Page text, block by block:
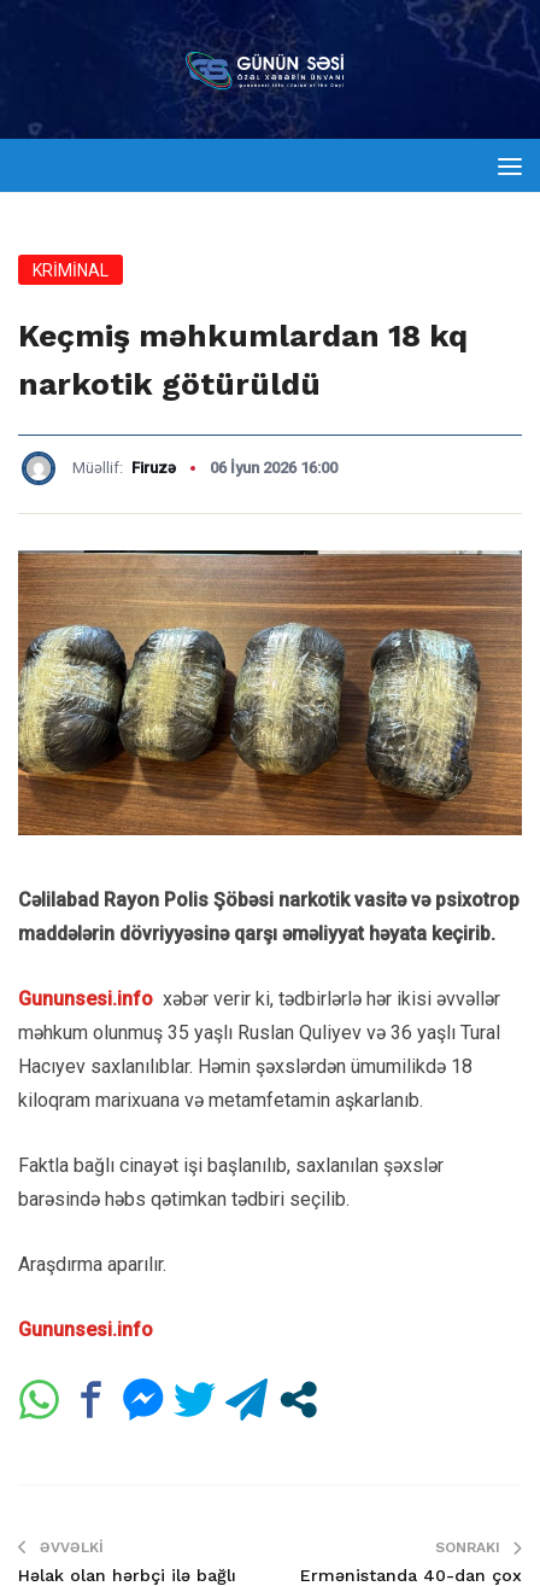
KRİMİNAL
Keçmiş məhkumlardan 18 kq
narkotik götürüldü
Müəllif: Firuzə 06 İyun 2026 16:00
Cəlilabad Rayon Polis Şöbəsi narkotik vasitə və psixotrop
maddələrin dövriyyəsinə qarşı əməliyyat həyata keçirib.
Gununsesi.info xəbər verir ki, tədbirlərlə hər ikisi əvvəllər
məhkum olunmuş 35 yaşlı Ruslan Quliyev və 36 yaşlı Tural
Hacıyev saxlanılıblar. Həmin şəxslərdən ümumilikdə 18
kiloqram marixuana və metamfetamin aşkarlanıb.
Faktla bağlı cinayət işi başlanılıb, saxlanılan şəxslər
barəsində həbs qətimkan tədbiri seçilib.
Araşdırma aparılır.
Gununsesi.info
ƏVVƏLKI
Həlak olan hərbçi ilə bağlı
SONRAKI
Ermənistanda 40-dan çox